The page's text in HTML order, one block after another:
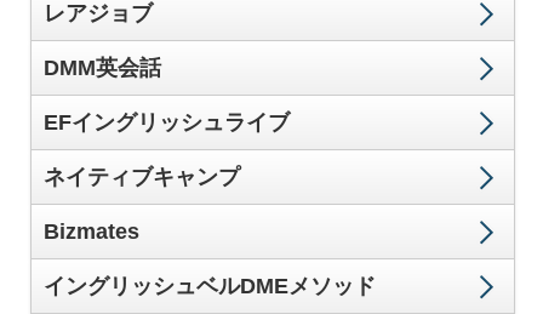
レアジョブ
DMM英会話
EFイングリッシュライブ
ネイティブキャンプ
Bizmates
イングリッシュベルDMEメソッド